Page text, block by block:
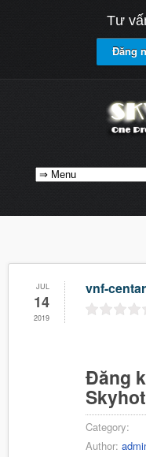
Tư
Đăng
JUL
14
2019
vnf-
Đăng
Category:
Author: